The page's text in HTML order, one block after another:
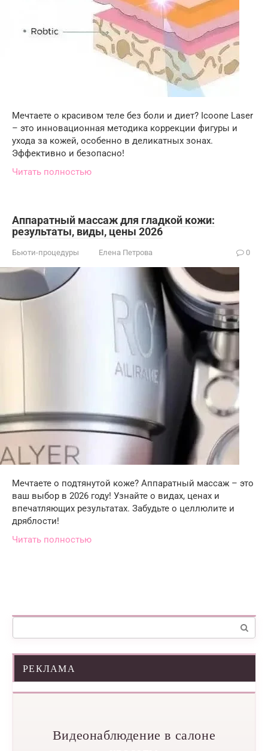
Мечтаете о красивом теле без боли и диет? Icoone Laser
– это инновационная методика коррекции фигуры и
ухода за кожей, особенно в деликатных зонах.
Эффективно и безопасно!
Читать полностью
Аппаратный массаж для гладкой кожи:
результаты, виды, цены 2026
Бьюти-процедуры Елена Петрова 0
Мечтаете о подтянутой коже? Аппаратный массаж – это
ваш выбор в 2026 году! Узнайте о видах, ценах и
впечатляющих результатах. Забудьте о целлюлите и
дряблости!
Читать полностью
Поиск:
РЕКЛАМА
Видеонаблюдение в салоне